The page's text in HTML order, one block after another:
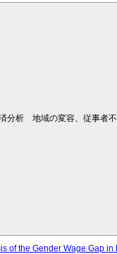
分析 地域の変容、従事者
of the Gender Wage Gap in